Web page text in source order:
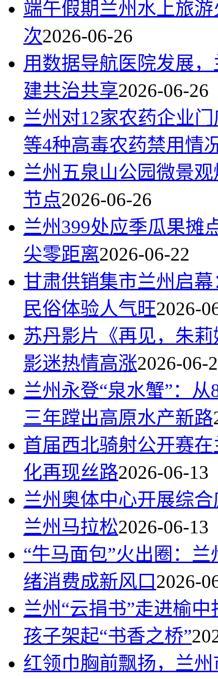
端午假期兰州水上旅
次2026-06-26
用数据导航医院发展
建共治共享2026-06-26
兰州对12家农药企业
等4种高毒农药禁用情
兰州五泉山公园微景
节点2026-06-26
兰州399处应季瓜果摊
尖零距离2026-06-22
甘肃供销集市兰州启
民俗体验人气旺2026-
苏丹影片《再见，朱
影迷热情高涨2026-06-
兰州永登“泉水蟹”：
三年蹚出高原水产新路
首届西北骑射公开赛
化再现丝路2026-06-13
兰州奥体中心开展综
兰州马拉松2026-06-13
“牛马面包”火出圈：
绪消费成新风口2026-
兰州“云捐书”走进榆
孩子架起“书香之桥”
红领巾胸前飘扬，兰